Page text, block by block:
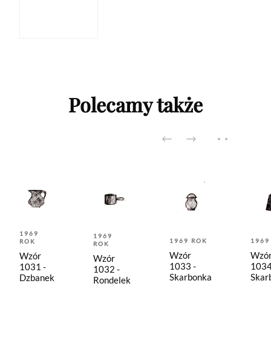
Polecamy także
1969
ROK
Wzór
1031 -
Dzbanek
1969
ROK
Wzór
1032 -
Rondelek
1969 ROK
Wzór
1033 -
Skarbonka
1969